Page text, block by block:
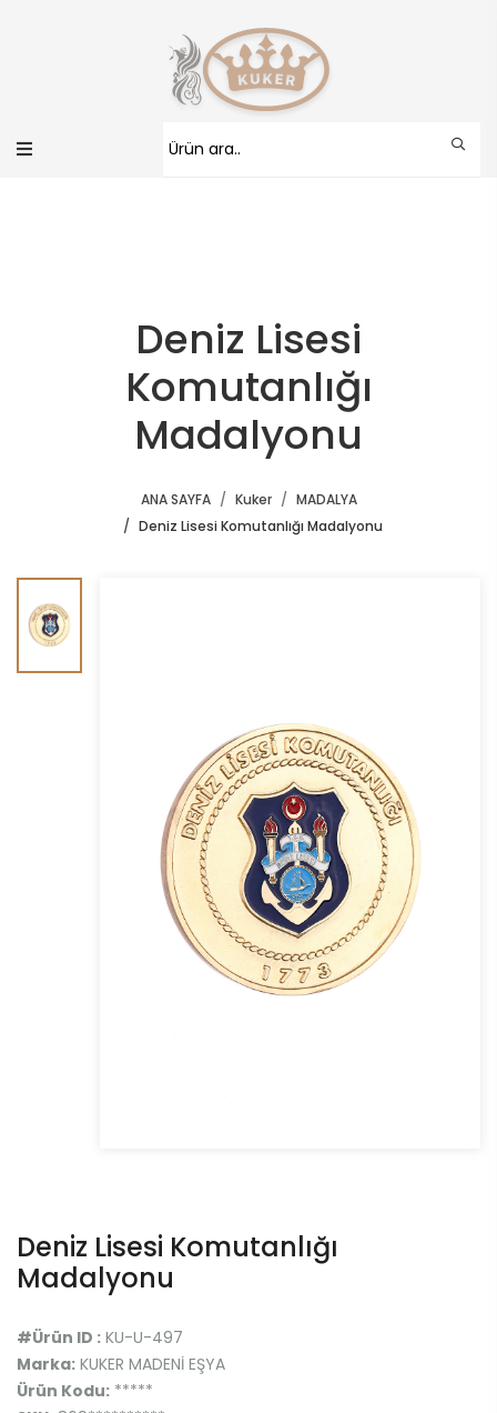
Deniz Lisesi
Komutanlığı
Madalyonu
ANA SAYFA Kuker
MADALYA
Deniz Lisesi Komutanlığı Madalyonu
Deniz Lisesi Komutanlığı
Madalyonu
#Ürün ID : KU-U-497
Marka: KUKER MADENİ EŞYA
Ürün Kodu: *****